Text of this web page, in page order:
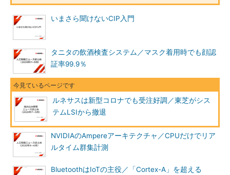
いまさら聞けないCIP入門
タニタの飲酒検査システム／マスク着用時でも顔認
証率99.9％
ルネサスは新型コロナでも受注好調／東芝がシス
テムLSIから撤退
NVIDIAのAmpereアーキテクチャ／CPUだけでリア
ルタイム群集計測
BluetoothはIoTの主役／「Cortex-A」を超える